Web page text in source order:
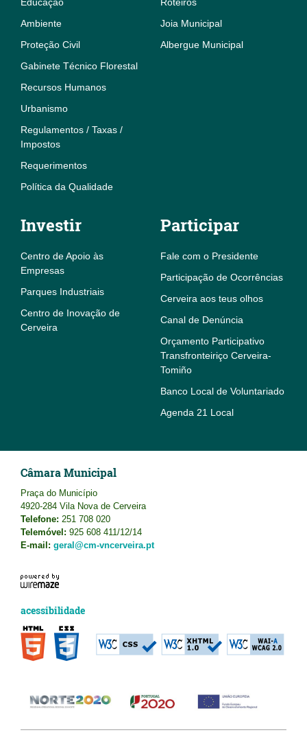
Ambiente
Proteção Civil
Gabinete Técnico Florestal
Recursos Humanos
Urbanismo
Regulamentos / Taxas /
Impostos
Requerimentos
Política da Qualidade
Joia Municipal
Albergue Municipal
Investir
Centro de Apoio às
Empresas
Parques Industriais
Centro de Inovação de
Cerveira
Participar
Fale com o Presidente
Participação de Ocorrências
Cerveira aos teus olhos
Canal de Denúncia
Orçamento Participativo
Transfronteiriço Cerveira-
Tomiño
Banco Local de Voluntariado
Agenda 21 Local
Câmara Municipal
Praça do Município
4920-284 Vila Nova de Cerveira
Telefone: 251 708 020
Telemóvel: 925 608 411/12/14
E-mail: geral@cm-vncerveira.pt
acessibilidade